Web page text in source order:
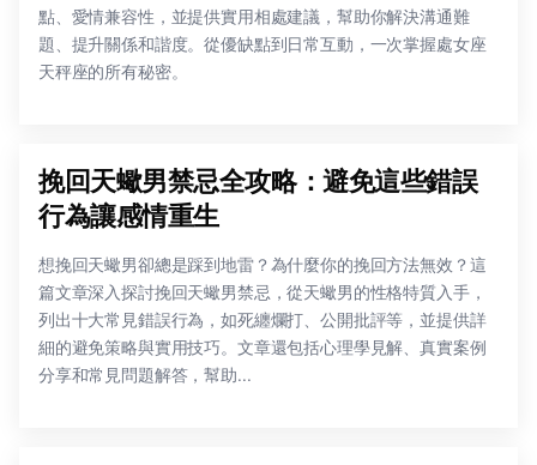
點、愛情兼容性，並提供實用相處建議，幫助你解決溝通難
題、提升關係和諧度。從優缺點到日常互動，一次掌握處女座
天秤座的所有秘密。
挽回天蠍男禁忌全攻略：避免這些錯誤
行為讓感情重生
想挽回天蠍男卻總是踩到地雷？為什麼你的挽回方法無效？這
篇文章深入探討挽回天蠍男禁忌，從天蠍男的性格特質入手，
列出十大常見錯誤行為，如死纏爛打、公開批評等，並提供詳
細的避免策略與實用技巧。文章還包括心理學見解、真實案例
分享和常見問題解答，幫助...